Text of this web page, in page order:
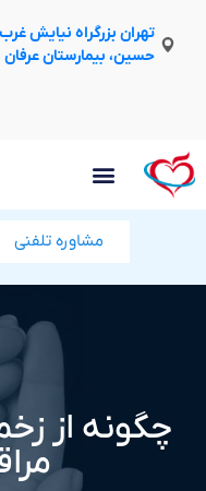
تهران بزرگراه نیایش
حسین، بیمارستان
مشاوره تلفنی
چگونه از